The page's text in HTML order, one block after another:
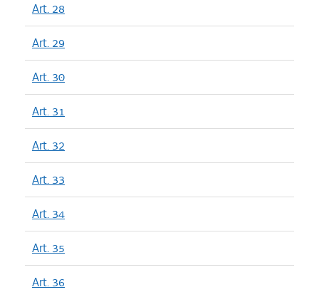
Art. 28
Art. 29
Art. 30
Art. 31
Art. 32
Art. 33
Art. 34
Art. 35
Art. 36